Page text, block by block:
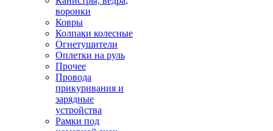
воронки
Ковры
Колпаки колесные
Огнетушители
Оплетки на руль
Прочее
Провода
прикуривания и
зарядные
устройства
Рамки под